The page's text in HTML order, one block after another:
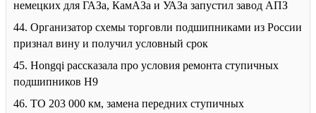
немецких для ГАЗа, КамАЗа и УАЗа запустил завод АПЗ
44. Организатор схемы торговли подшипниками из России
признал вину и получил условный срок
45. Hongqi рассказала про условия ремонта ступичных
подшипников H9
46. ТО 203 000 км, замена передних ступичных